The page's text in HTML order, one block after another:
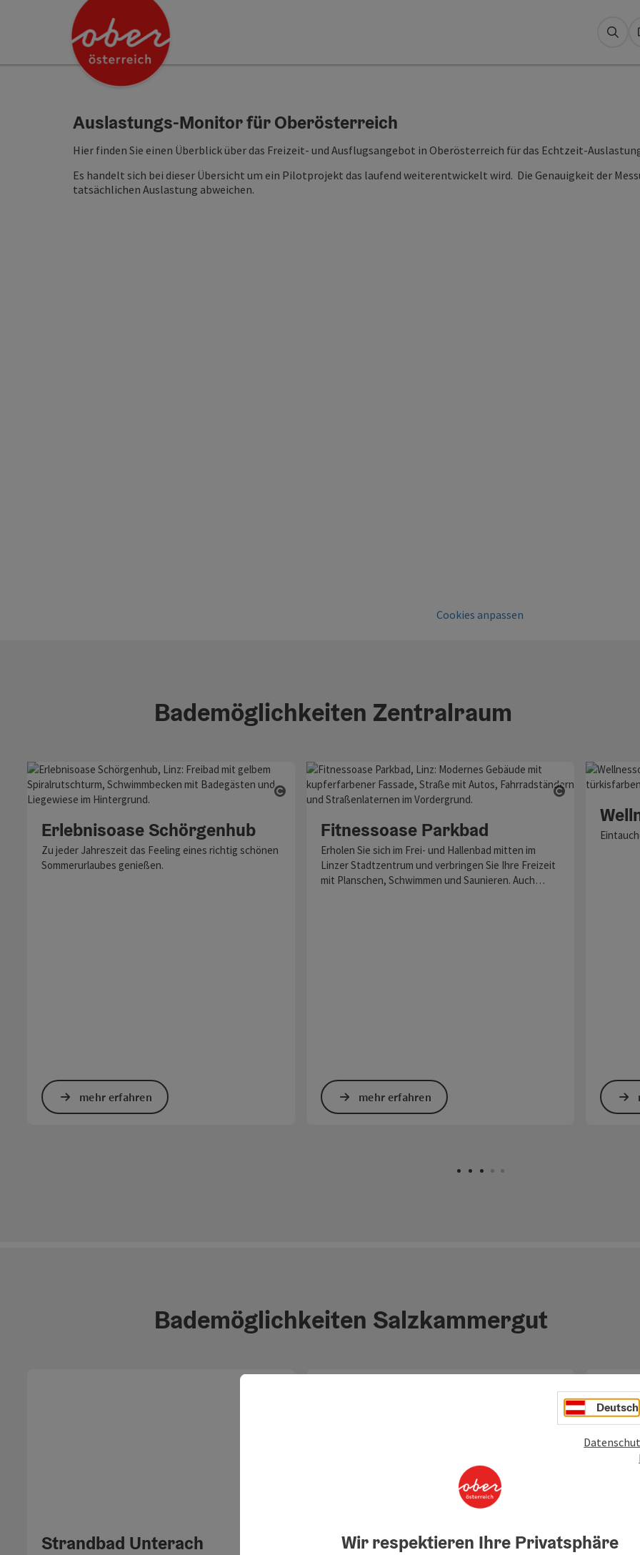
Zum Inhalt
Zur Navigation
Zum Seitenanfang Accesskey
Zur Kontaktseite Accesskey
Zur SucheAccesskey
[4]
Zum Impressum Accesskey
Zu den Hinweisen zur Bedienung der Website
Zur Startseite
Auslastungs-Monitor für Oberösterreich
Hier finden Sie einen Überblick über das Freizeit- und Ausflugsangebot in Oberösterreich für das Echtzeit-
Es handelt sich bei dieser Übersicht um ein Pilotprojekt das laufend weiterentwickelt wird. Die Genauigkeit der
tatsächlichen Auslastung abweichen.
Bademöglichkeiten Zentralraum
Copyright öffnen
Erlebnisoase Schörgenhub
Zu jeder Jahreszeit das Feeling eines richtig schönen
Sommerurlaubes genießen.
mehr erfahren
Copyright
Fitnessoase Parkbad
Erholen Sie sich im Frei- und Hallenbad mitten im
Linzer Stadtzentrum und verbringen Sie Ihre Freizeit
mit Planschen, Schwimmen und Saunieren. Auch…
mehr erfahren
Bademöglichkeiten Salzkammergut
Strandbad Unterach Freibadeanlage Litzlberg
Deutsch
Wir respektieren Ihre Privatsphäre